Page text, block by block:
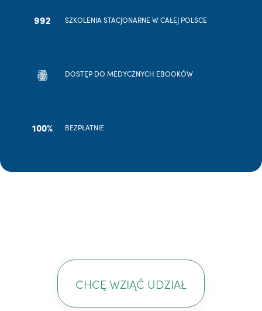
992 SZKOLENIA STACJONARNE W CAŁEJ POLSCE
DOSTĘP DO MEDYCZNYCH EBOOKÓW
100% BEZPŁATNIE
CHCĘ WZIĄĆ UDZIAŁ